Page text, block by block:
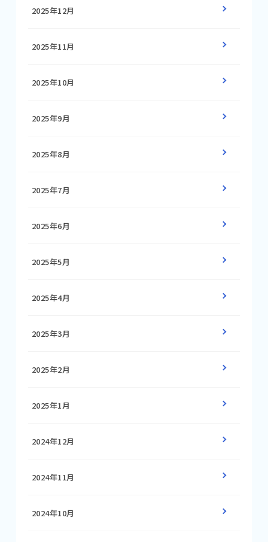
2025年12月
2025年11月
2025年10月
2025年9月
2025年8月
2025年7月
2025年6月
2025年5月
2025年4月
2025年3月
2025年2月
2025年1月
2024年12月
2024年11月
2024年10月